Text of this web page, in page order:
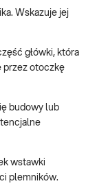
Wskazuje jej
główki, która
przez otoczkę
budowy lub
wstawki
plemników.